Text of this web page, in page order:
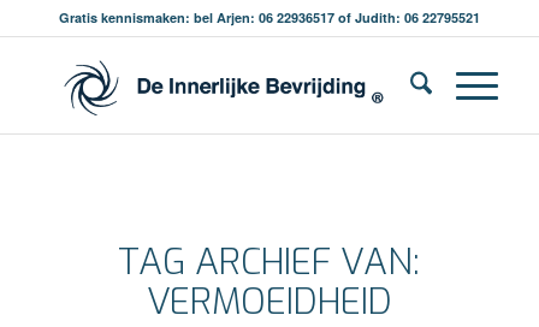
Gratis kennismaken: bel Arjen: 06 22936517 of Judith: 06 22795521
TAG ARCHIEF VAN:
VERMOEIDHEID